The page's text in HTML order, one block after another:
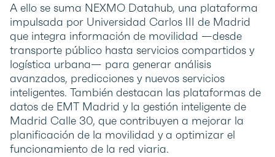
A ello se suma NEXMO Datahub, una plataforma
impulsada por Universidad Carlos III de Madrid
que integra información de movilidad —desde
transporte público hasta servicios compartidos y
logística urbana— para generar análisis
avanzados, predicciones y nuevos servicios
inteligentes. También destacan las plataformas de
datos de EMT Madrid y la gestión inteligente de
Madrid Calle 30, que contribuyen a mejorar la
planificación de la movilidad y a optimizar el
funcionamiento de la red viaria.